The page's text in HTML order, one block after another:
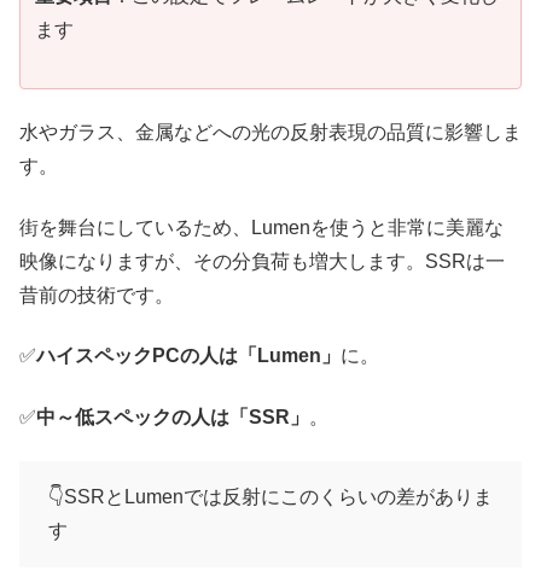
ます
水やガラス、金属などへの光の反射表現の品質に影響しま
す。
街を舞台にしているため、Lumenを使うと非常に美麗な
映像になりますが、その分負荷も増大します。SSRは一
昔前の技術です。
✅️ハイスペックPCの人は「Lumen」 に。
✅️中～低スペックの人は「SSR」 。
👇️SSRとLumenでは反射にこのくらいの差がありま
す